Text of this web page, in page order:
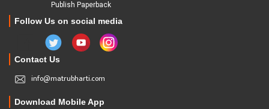
Publish Paperback
Follow Us on social media
Contact Us
info@matrubharti.com
Download Mobile App